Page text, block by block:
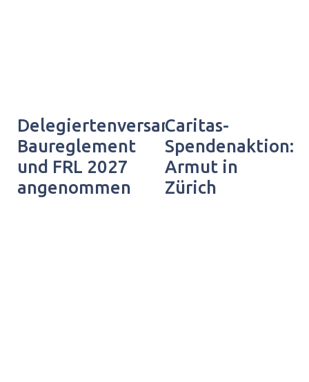
Delegiertenversammlung:
Baureglement
und FRL 2027
angenommen
Caritas-
Spendenaktion:
Armut in
Zürich